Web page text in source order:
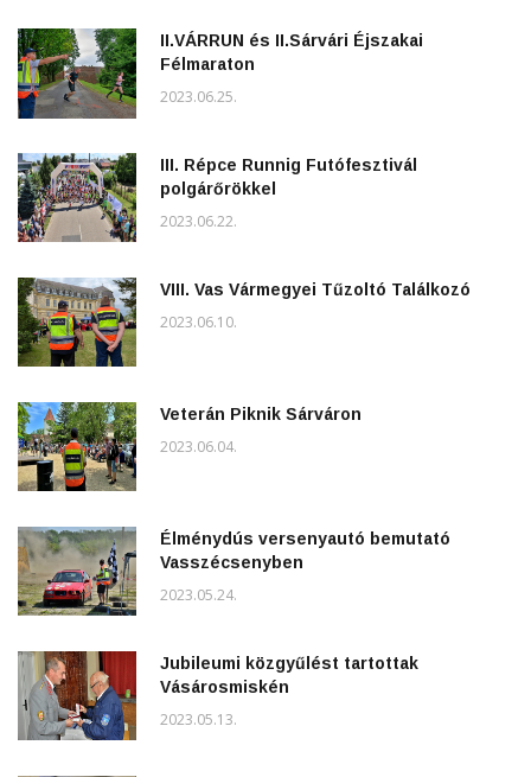
II.VÁRRUN és II.Sárvári Éjszakai
Félmaraton
2023.06.25.
III. Répce Runnig Futófesztivál
polgárőrökkel
2023.06.22.
VIII. Vas Vármegyei Tűzoltó Találkozó
2023.06.10.
Veterán Piknik Sárváron
2023.06.04.
Élménydús versenyautó bemutató
Vasszécsenyben
2023.05.24.
Jubileumi közgyűlést tartottak
Vásárosmiskén
2023.05.13.